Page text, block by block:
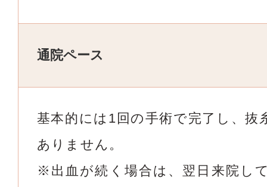
通院ペース
基本的には1回の手術で完了し、抜
ありません。
※出血が続く場合は、翌日来院し